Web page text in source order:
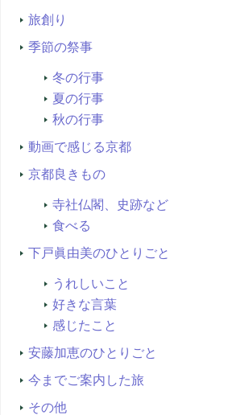
旅創り
季節の祭事
冬の行事
夏の行事
秋の行事
動画で感じる京都
京都良きもの
寺社仏閣、史跡など
食べる
下戸眞由美のひとりごと
うれしいこと
好きな言葉
感じたこと
安藤加恵のひとりごと
今までご案内した旅
その他